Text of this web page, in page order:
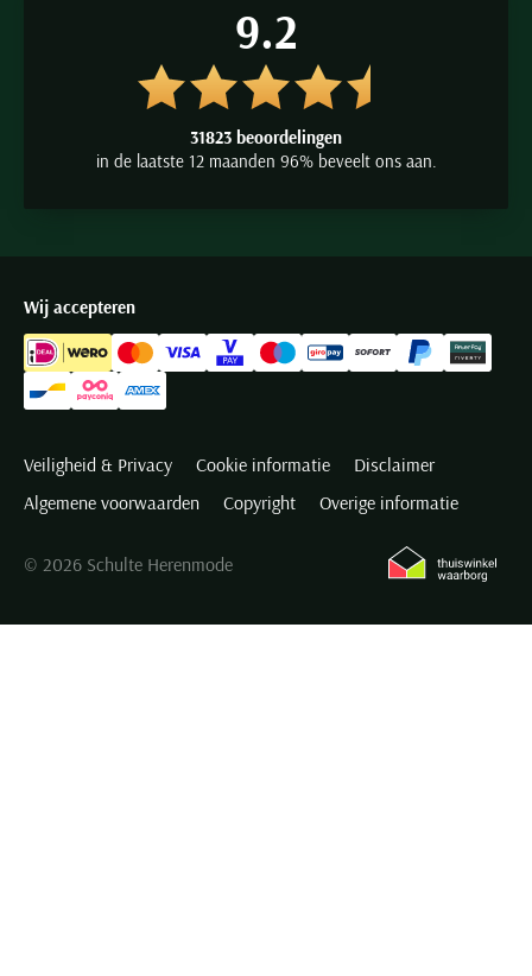
9.2
31823 beoordelingen
in de laatste 12 maanden 96% beveelt ons aan.
Wij accepteren
Veiligheid & Privacy Cookie informatie
Disclaimer
Algemene voorwaarden
Copyright Overige informatie
© 2026 Schulte Herenmode